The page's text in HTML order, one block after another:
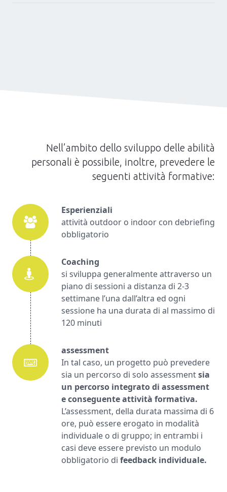
Nell’ambito dello sviluppo delle abilità
personali è possibile, inoltre, prevedere le
seguenti attività formative:
Esperienziali
attività outdoor o indoor con debriefing
obbligatorio
Coaching
si sviluppa generalmente attraverso un
piano di sessioni a distanza di 2-3
settimane l’una dall’altra ed ogni
sessione ha una durata di al massimo di
120 minuti
assessment
In tal caso, un progetto può prevedere
sia un percorso di solo assessmentsia
un percorso integrato di assessment
e conseguente attività formativa.
L’assessment, della durata massima di 6
ore, può essere erogato in modalità
individuale o di gruppo; in entrambi i
casi deve essere previsto un modulo
obbligatorio di feedback individuale.